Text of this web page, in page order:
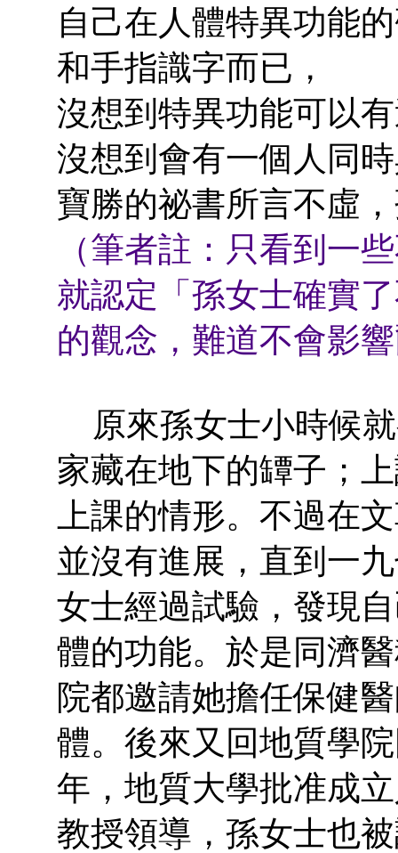
自己在人體特異功能
和手指識字而已，
沒想到特異功能可以
沒想到會有一個人同
寶勝的祕書所言不虛
（筆者註：只看到一
就認定「孫女士確實
的觀念，難道不會影
原來孫女士小時候
家藏在地下的罈子；
上課的情形。不過在
並沒有進展，直到一
女士經過試驗，發現
體的功能。於是同濟
院都邀請她擔任保健
體。後來又回地質學
年，地質大學批准成
教授領導，孫女士也